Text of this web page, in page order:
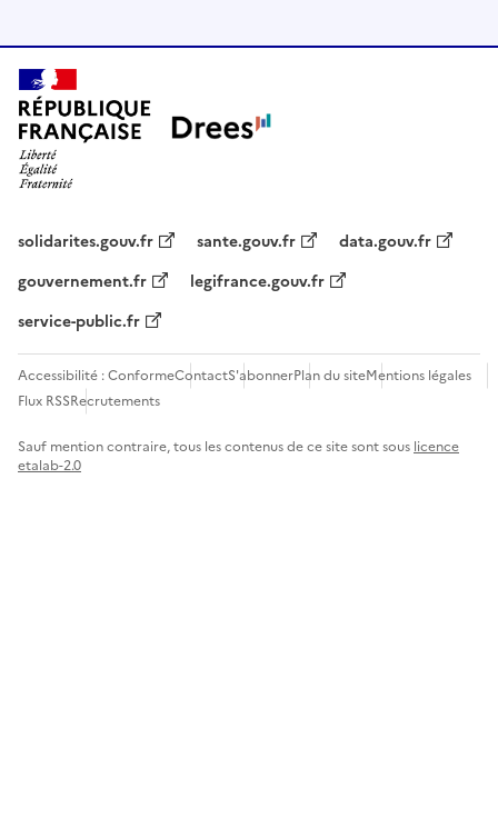
solidarites.gouv.fr sante.gouv.fr
data.gouv.fr
gouvernement.fr
legifrance.gouv.fr
service-public.fr
Accessibilité : ConformeContactS'abonnerPlan du siteMentions légales
Flux RSSRecrutements
Sauf mention contraire, tous les contenus de ce site sont sous licence
etalab-2.0